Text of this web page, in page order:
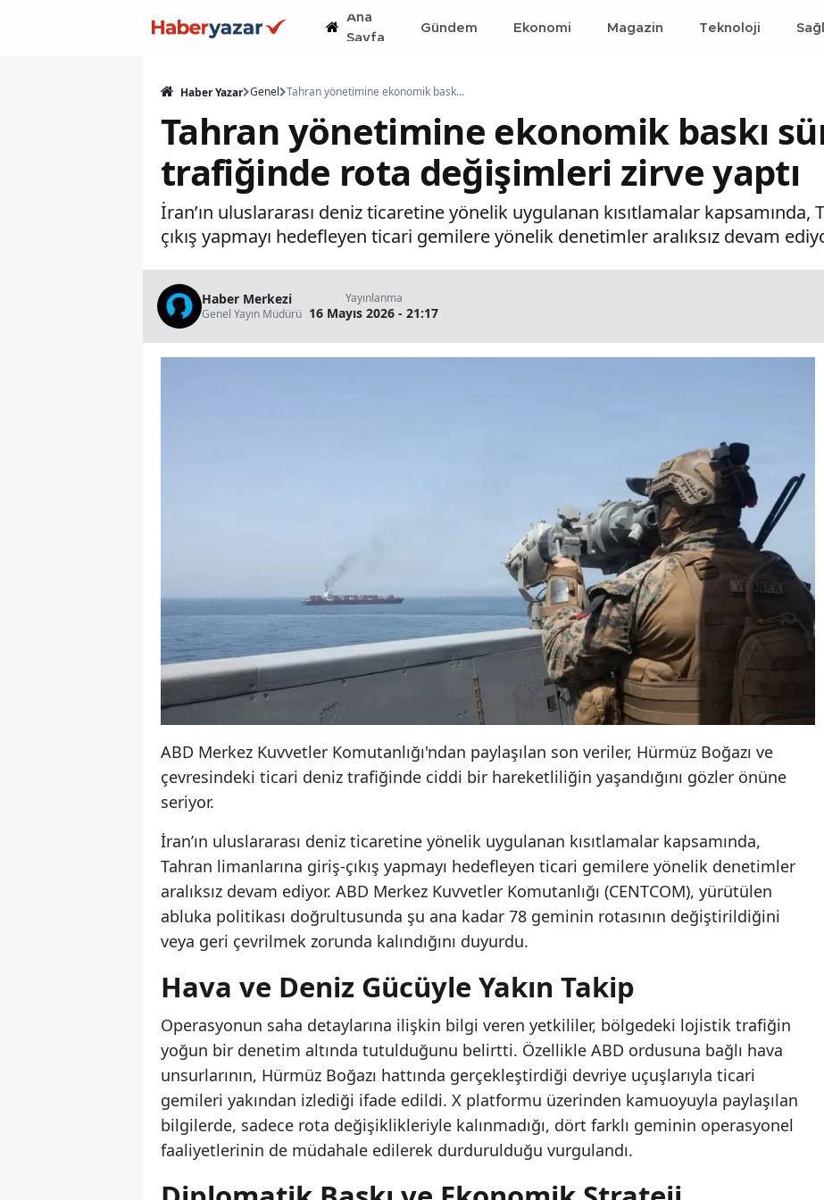
Ana
Sayfa
Gündem Ekonomi Magazin Teknoloji
Haber Yazar Genel Tahran yönetimine ekonomik baskı sürüyor: Deniz trafiğinde rota değişimleri zirve yaptı
Tahran yönetimine ekonomik baskı
trafiğinde rota değişimleri zirve yaptı
İran’ın uluslararası deniz ticaretine yönelik uygulanan kısıtlamalar kapsamında,
çıkış yapmayı hedefleyen ticari gemilere yönelik denetimler aralıksız devam
Haber Merkezi
Genel Yayın Müdürü
Yayınlanma
16 Mayıs 2026 - 21:17
ABD Merkez Kuvvetler Komutanlığı'ndan paylaşılan son veriler, Hürmüz Boğazı ve
çevresindeki ticari deniz trafiğinde ciddi bir hareketliliğin yaşandığını gözler önüne
seriyor.
İran’ın uluslararası deniz ticaretine yönelik uygulanan kısıtlamalar kapsamında,
Tahran limanlarına giriş-çıkış yapmayı hedefleyen ticari gemilere yönelik denetimler
aralıksız devam ediyor. ABD Merkez Kuvvetler Komutanlığı (CENTCOM), yürütülen
abluka politikası doğrultusunda şu ana kadar 78 geminin rotasının değiştirildiğini
veya geri çevrilmek zorunda kalındığını duyurdu.
Hava ve Deniz Gücüyle Yakın Takip
Operasyonun saha detaylarına ilişkin bilgi veren yetkililer, bölgedeki lojistik trafiğin
yoğun bir denetim altında tutulduğunu belirtti. Özellikle ABD ordusuna bağlı hava
unsurlarının, Hürmüz Boğazı hattında gerçekleştirdiği devriye uçuşlarıyla ticari
gemileri yakından izlediği ifade edildi. X platformu üzerinden kamuoyuyla paylaşılan
bilgilerde, sadece rota değişiklikleriyle kalınmadığı, dört farklı geminin operasyonel
faaliyetlerinin de müdahale edilerek durdurulduğu vurgulandı.